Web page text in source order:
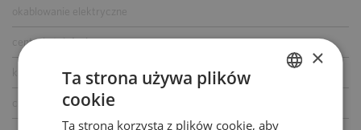
centrala telefoniczna
klimatyzacja
czujniki dymu i ciepła
×
Ta strona używa plików
cookie
Ta strona korzysta z plików cookie, aby